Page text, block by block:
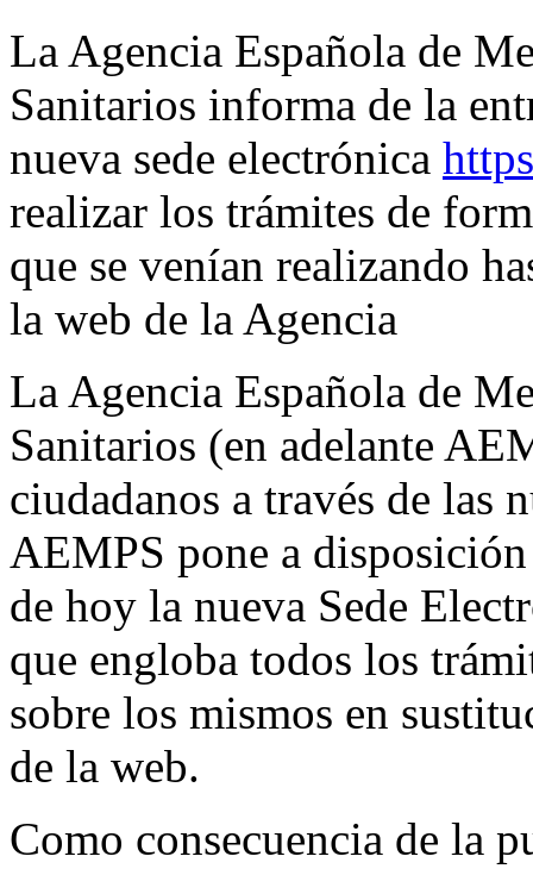
La Agencia Española de
Sanitarios informa de la
nueva sede electrónica
realizar los trámites de
que se venían realizando
la web de la Agencia
La Agencia Española de
Sanitarios (en adelante
ciudadanos a través de las
AEMPS pone a
de hoy la nueva Sede
que engloba todos los
sobre los mismos en
de la web.
Como consecuencia de la